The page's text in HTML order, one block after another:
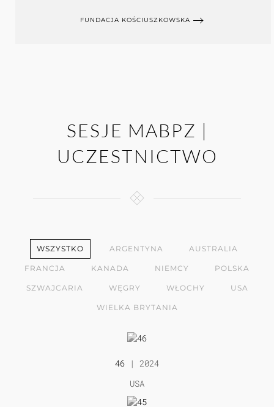
FUNDACJA KOŚCIUSZKOWSKA
SESJE MABPZ |
UCZESTNICTWO
WSZYSTKO ARGENTYNA AUSTRALIA
FRANCJA KANADA NIEMCY POLSKA
SZWAJCARIA WĘGRY WŁOCHY USA
WIELKA BRYTANIA
46 | 2024
USA